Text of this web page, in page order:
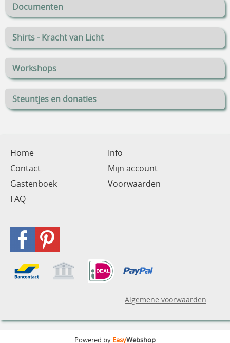
Documenten
Shirts - Kracht van Licht
Workshops
Steuntjes en donaties
Home
Info
Contact
Mijn account
Gastenboek
Voorwaarden
FAQ
Algemene voorwaarden
Powered by EasyWebshop